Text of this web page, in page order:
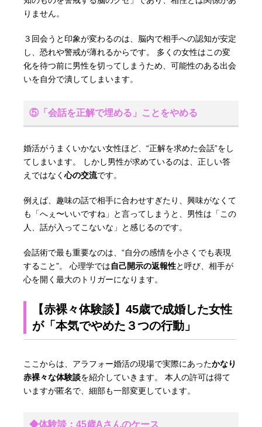
りません。
３回会うと印象が変わるのは、脳内で相手への認知が安定
し、恐れや警戒が薄れるからです。 多くの女性はこの変
化を待つ前に男性を切ってしまうため、可能性のある出会
いを自分で潰してしまいます。
⑤「会話を正解で埋める」ことをやめる
婚活がうまくいかない女性ほど、“正解を求めた会話”をし
てしまいます。 しかし男性が求めているのは、正しい答
えではなく心の交流です。
例えば、趣味の話で相手に合わせすぎたり、興味がなくて
も「へぇ〜いいですね」と言ってしまうと、男性は「この
人、話が入ってこないな」と感じるのです。
会話術で最も重要なのは、“自分の感情を小さくでも表現
すること”。 心理学では自己開示の返報性と呼び、相手が
心を開く最大のトリガーになります。
【赤裸々体験談】45歳で成婚した女性
が「本気でやめた３つの行動」
ここからは、アラフォー婚活の現場で実際にあったかなり
赤裸々な体験談を紹介していきます。 本人の許可は得て
いますが匿名で、細部も一部変更しています。
◆体験談：45歳Aさんのケース